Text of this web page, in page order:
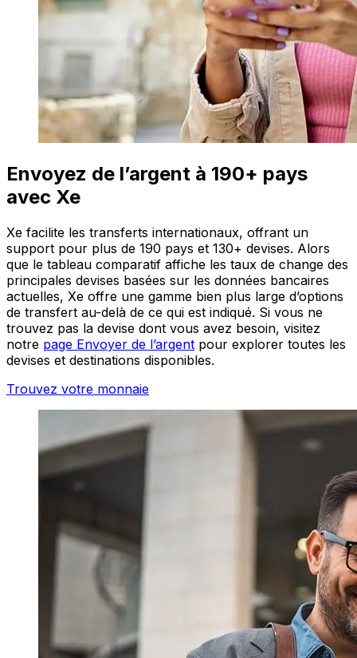
Envoyez de l’argent à 190+ pays
avec Xe
Xe facilite les transferts internationaux, offrant un
support pour plus de 190 pays et 130+ devises. Alors
que le tableau comparatif affiche les taux de change des
principales devises basées sur les données bancaires
actuelles, Xe offre une gamme bien plus large d’options
de transfert au-delà de ce qui est indiqué. Si vous ne
trouvez pas la devise dont vous avez besoin, visitez
notre page Envoyer de l’argent pour explorer toutes les
devises et destinations disponibles.
Trouvez votre monnaie